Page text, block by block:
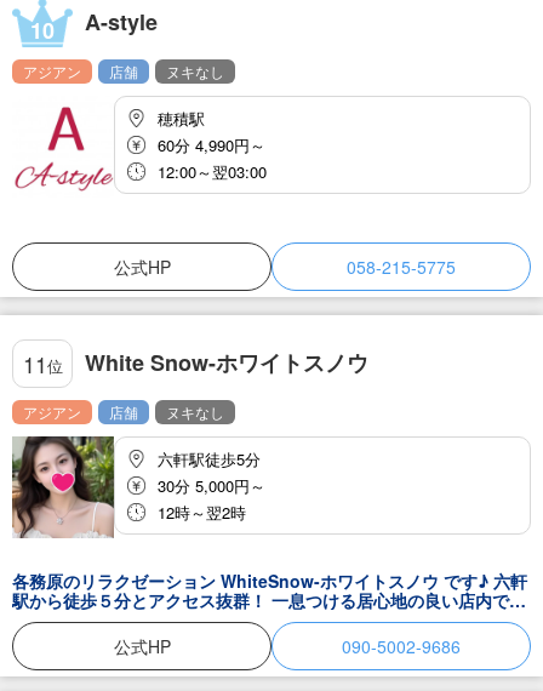
10 A-style
アジアン 店舗 ヌキなし
穂積駅
60分 4,990円～
12:00～翌03:00
公式HP 058-215-5775
11位 White Snow-ホワイトスノウ
アジアン 店舗 ヌキなし
六軒駅徒歩5分
30分 5,000円～
12時～翌2時
各務原のリラクゼーション WhiteSnow-ホワイトスノウ です♪ 六軒
駅から徒歩５分とアクセス抜群！ 一息つける居心地の良い店内で極
上の世界へとお連れします。 疲れ具合に合わせた癒しの技で病みつ
きになってしまうこと間違いなし♪ 当店自慢のマッサージで、あな
たに極上の時間をお贈りします。 皆さまにぜひ足を運んでいただけ
ることを、楽しみにしております。
公式HP 090-5002-9686